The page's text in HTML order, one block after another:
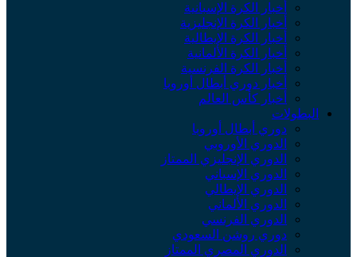
أخبار الكرة الإسبانية
أخبار الكرة الإنجليزية
أخبار الكرة الإيطالية
أخبار الكرة الألمانية
أخبار الكرة الفرنسية
أخبار دوري أبطال أوروبا
أخبار كأس العالم
دوري أبطال أوروبا
الدوري الأوروبي
الدوري الإنجليزي الممتاز
الدوري الإسباني
الدوري الإيطالي
الدوري الألماني
الدوري الفرنسي
دوري روشن السعودي
الدوري المصري الممتاز